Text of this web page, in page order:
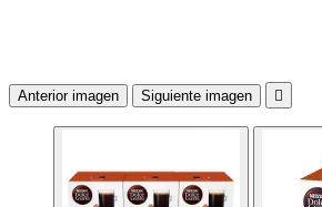
Anterior imagen Siguiente imagen 